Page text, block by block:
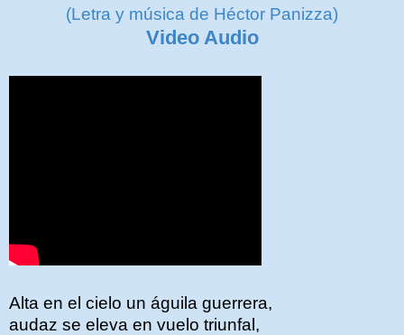
(Letra y música de Héctor Panizza)
Video Audio
Alta en el cielo un águila guerrera,
audaz se eleva en vuelo triunfal,